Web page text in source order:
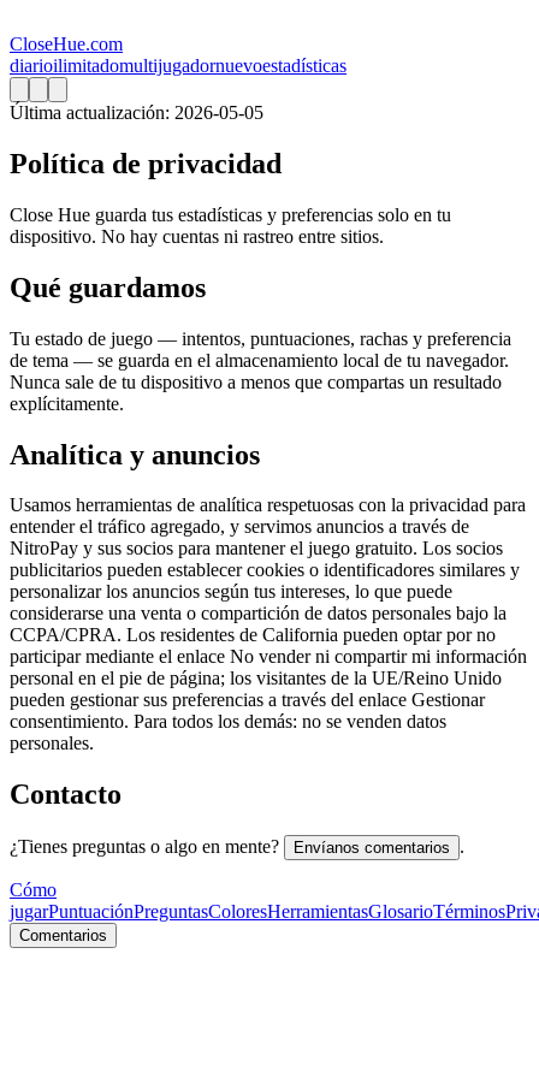
CloseHue.com
diarioilimitadomultijugadornuevoestadísticas
Última actualización: 2026-05-05
Política de privacidad
Close Hue guarda tus estadísticas y preferencias solo en tu
dispositivo. No hay cuentas ni rastreo entre sitios.
Qué guardamos
Tu estado de juego — intentos, puntuaciones, rachas y preferencia
de tema — se guarda en el almacenamiento local de tu navegador.
Nunca sale de tu dispositivo a menos que compartas un resultado
explícitamente.
Analítica y anuncios
Usamos herramientas de analítica respetuosas con la privacidad para
entender el tráfico agregado, y servimos anuncios a través de
NitroPay y sus socios para mantener el juego gratuito. Los socios
publicitarios pueden establecer cookies o identificadores similares y
personalizar los anuncios según tus intereses, lo que puede
considerarse una venta o compartición de datos personales bajo la
CCPA/CPRA. Los residentes de California pueden optar por no
participar mediante el enlace No vender ni compartir mi información
personal en el pie de página; los visitantes de la UE/Reino Unido
pueden gestionar sus preferencias a través del enlace Gestionar
consentimiento. Para todos los demás: no se venden datos
personales.
Contacto
¿Tienes preguntas o algo en mente? Envíanos comentarios .
Cómo
jugarPuntuaciónPreguntasColoresHerramientasGlosarioTérminos
Comentarios